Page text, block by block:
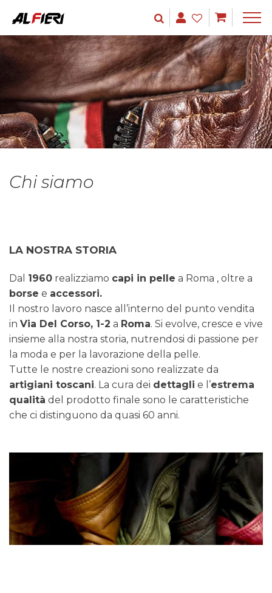
Chi siamo
LA NOSTRA STORIA
Dal 1960 realizziamo capi in pelle a Roma , oltre a
borse e accessori.
Il nostro lavoro nasce all’interno del punto vendita
in Via Del Corso, 1-2 a Roma. Si evolve, cresce e vive
insieme alla nostra storia, nutrendosi di passione per
la moda e per la lavorazione della pelle.
Tutte le nostre creazioni sono realizzate da
artigiani toscani. La cura dei dettagli e l’estrema
qualità del prodotto finale sono le caratteristiche
che ci distinguono da quasi 60 anni.